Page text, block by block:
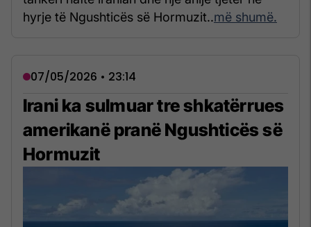
hyrje të Ngushticës së Hormuzit..më shumë.
07/05/2026 • 23:14
Irani ka sulmuar tre shkatërrues
amerikanë pranë Ngushticës së
Hormuzit